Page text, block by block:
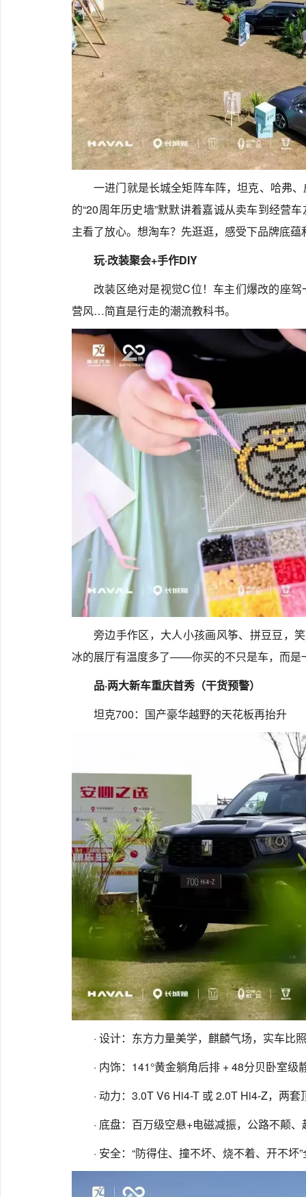
一进门就是长城全矩阵车阵，坦克、哈弗
的“20周年历史墙”默默讲着嘉诚从卖车到经
主看了放心。想淘车？先逛逛，感受下品牌底蕴
玩·改装聚会+手作DIY
改装区绝对是视觉C位！车主们爆改的座
营风…简直是行走的潮流教科书。
旁边手作区，大人小孩画风筝、拼豆豆，
冰的展厅有温度多了——你买的不只是车，而是
品·两大新车重庆首秀（干货预警）
坦克700：国产豪华越野的天花板再抬升
· 设计：东方力量美学，麒麟气场，实车比
· 内饰：141°黄金躺角后排 + 48分贝卧室
· 动力：3.0T V6 Hi4-T 或 2.0T Hi4-Z，两套
· 底盘：百万级空悬+电磁减振，公路不颠
· 安全：“防得住、撞不坏、烧不着、开不坏